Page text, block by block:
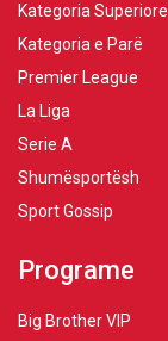
Kategoria Superiore
Kategoria e Parë
Premier League
La Liga
Serie A
Shumësportësh
Sport Gossip
Programe
Big Brother VIP